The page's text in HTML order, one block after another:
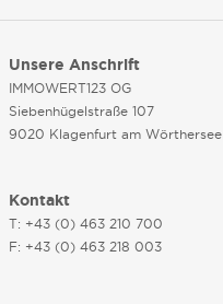
Unsere Anschrift
IMMOWERT123 OG
Siebenhügelstraße 107
9020 Klagenfurt am Wörthersee
Kontakt
T: +43 (0) 463 210 700
F: +43 (0) 463 218 003